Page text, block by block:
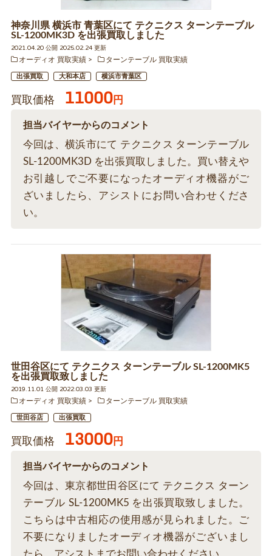
神奈川県 横浜市 青葉区にて テクニクス ターンテーブル
SL-1200MK3D を出張買取しました
2021.04.20 公開 2025.02.24 更新
オーディオ 買取実績
ターンテーブル 買取実績
出張買取 大和本店 横浜市青葉区
買取価格 11000円
担当バイヤーからのコメント
今回は、横浜市にて テクニクス ターンテーブル
SL-1200MK3D を出張買取しました。買い替えや
お引越しでご不要になったオーディオ機器がご
ざいましたら、アシストにお問い合わせくださ
い。
世田谷区にて テクニクス ターンテーブル SL-1200MK5
を出張買取致しました
2019.11.01 公開 2022.03.03 更新
オーディオ 買取実績
ターンテーブル 買取実績
世田谷店 出張買取
買取価格 13000円
担当バイヤーからのコメント
今回は、東京都世田谷区にて テクニクス ターン
テーブル SL-1200MK5 を出張買取致しました。
こちらは中古相応の使用感が見られました。ご
不要になりましたオーディオ機器がございまし